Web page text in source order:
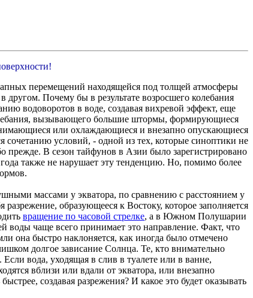
перемещений находящейся под толщей атмосферы
Почему бы в результате возросшего колебания
водоворотов в воде, создавая вихревой эффект, еще
вызывающего большие штормы, формирующиеся
или охлаждающиеся и внезапно опускающиеся
условий, - одной из тех, которые синоптики не
прежде. В сезон тайфунов в Азии было зарегистрировано
также не нарушает эту тенденцию. Но, помимо более
массами у экватора, по сравнению с расстоянием у
образующееся к Востоку, которое заполняется
вращение по часовой стрелке, а в Южном Полушарии
воды чаще всего принимает это направление. Факт, что
она быстро наклоняется, как иногда было отмечено
долгое зависание Солнца. Те, кто внимательно
вода, уходящая в слив в туалете или в ванне,
вблизи или вдали от экватора, или внезапно
создавая разрежения? И какое это будет оказывать